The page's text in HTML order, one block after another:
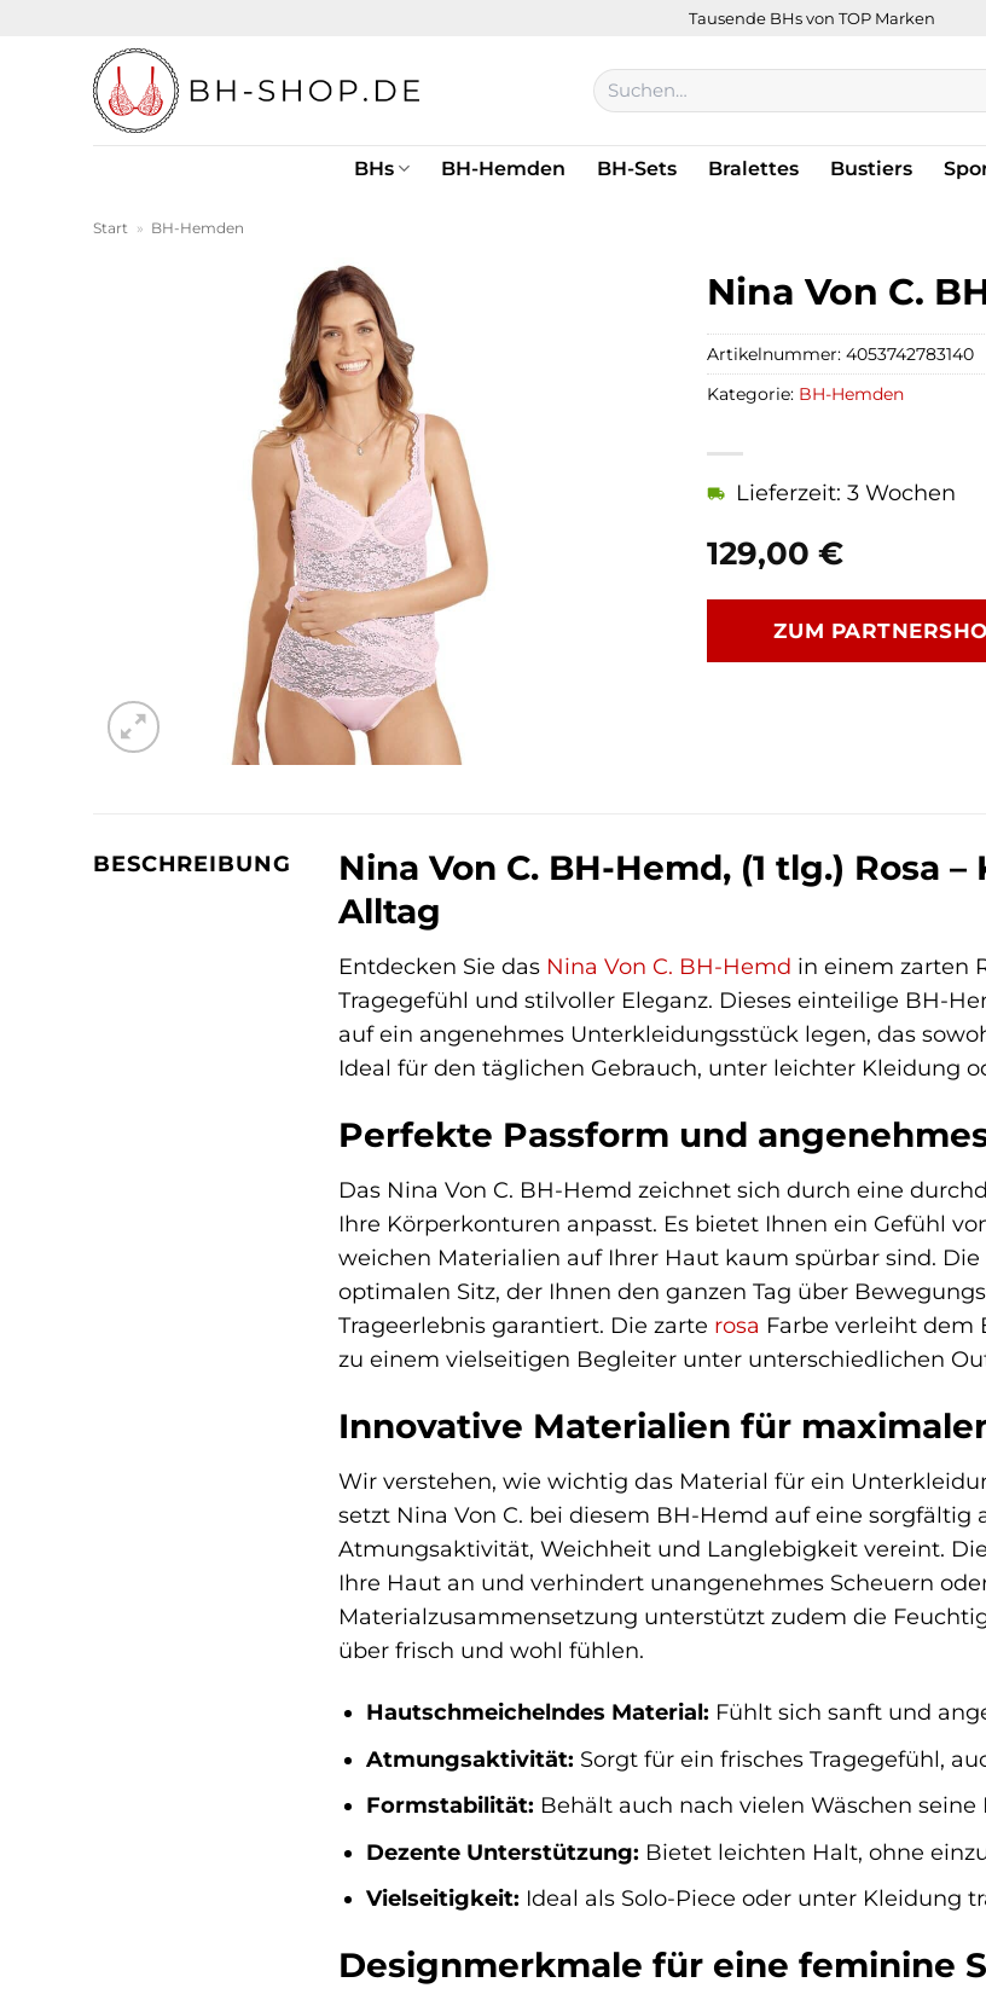
springen
Tausende BHs von TOP Marken
Suchen
nach:
BHs BH-Hemden BH-Sets Bralettes Bustiers
Start » BH-Hemden
Nina Von C.
129,00€
Lieferzeit: 3 Wochen
ZUM
Artikelnummer:4053742783140
Kategorie: BH-Hemden
BESCHREIBUNG
Nina Von C. BH-Hemd, (1 tlg.) Rosa
Alltag
Entdecken Sie das Nina Von C. BH-Hemd in einem zarten
Tragegefühl und stilvoller Eleganz. Dieses einteilige BH-
auf ein angenehmes Unterkleidungsstück legen, das
Ideal für den täglichen Gebrauch, unter leichter Kleidung
Perfekte Passform und
Das Nina Von C. BH-Hemd zeichnet sich durch eine
Ihre Körperkonturen anpasst. Es bietet Ihnen ein Gefühl
weichen Materialien auf Ihrer Haut kaum spürbar sind.
optimalen Sitz, der Ihnen den ganzen Tag über
Trageerlebnis garantiert. Die zarte rosa Farbe verleiht dem
zu einem vielseitigen Begleiter unter unterschiedlichen
Innovative Materialien für
Wir verstehen, wie wichtig das Material für ein
setzt Nina Von C. bei diesem BH-Hemd auf eine
Atmungsaktivität, Weichheit und Langlebigkeit vereint.
Ihre Haut an und verhindert unangenehmes Scheuern
Materialzusammensetzung unterstützt zudem die
über frisch und wohl fühlen.
Hautschmeichelndes Material: Fühlt sich sanft und
Atmungsaktivität: Sorgt für ein frisches Tragegefühl,
Formstabilität: Behält auch nach vielen Wäschen seine
Dezente Unterstützung: Bietet leichten Halt, ohne
Vielseitigkeit: Ideal als Solo-Piece oder unter Kleidung
Designmerkmale für eine feminine